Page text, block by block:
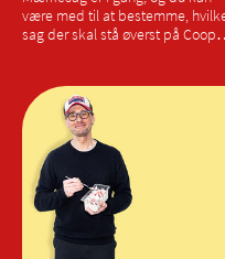
være med til at bestemme,
sag der skal stå øverst på Coops
lokale varer skal fylde på
hylderne, og hvad der skal til for at
vælge dansk og lokalt frem for
udenlandske varer